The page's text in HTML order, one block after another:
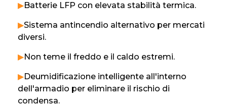
▶Batterie LFP con elevata stabilità termica.
▶Sistema antincendio alternativo per mercati
diversi.
▶Non teme il freddo e il caldo estremi.
▶Deumidificazione intelligente all'interno
dell'armadio per eliminare il rischio di
condensa.